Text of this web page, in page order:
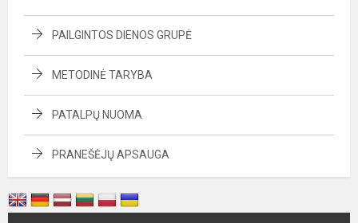
PAILGINTOS DIENOS GRUPĖ
METODINĖ TARYBA
PATALPŲ NUOMA
PRANEŠĖJŲ APSAUGA